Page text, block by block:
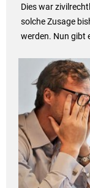
Dies war
solche Zusage
werden. Nun gibt